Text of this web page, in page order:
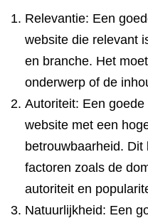
Relevantie: Een
website die relevant
en branche. Het
onderwerp of de
Autoriteit: Een
website met een
betrouwbaarheid.
factoren zoals de
autoriteit en
Natuurlijkheid: Een